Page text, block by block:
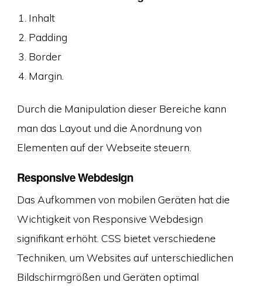
Inhalt
Padding
Border
Margin.
Durch die Manipulation dieser Bereiche kann
man das Layout und die Anordnung von
Elementen auf der Webseite steuern.
Responsive Webdesign
Das Aufkommen von mobilen Geräten hat die
Wichtigkeit von Responsive Webdesign
signifikant erhöht. CSS bietet verschiedene
Techniken, um Websites auf unterschiedlichen
Bildschirmgrößen und Geräten optimal